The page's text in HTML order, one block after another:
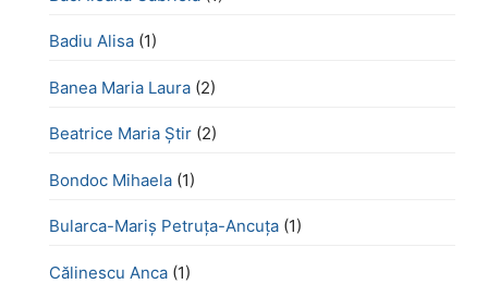
Badiu Alisa (1)
Banea Maria Laura (2)
Beatrice Maria Știr (2)
Bondoc Mihaela (1)
Bularca-Mariș Petruța-Ancuța (1)
Călinescu Anca (1)